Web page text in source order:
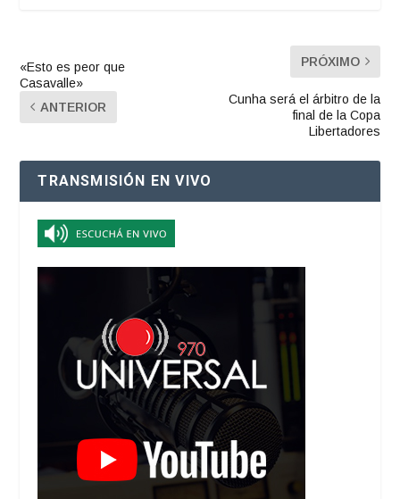
«Esto es peor que
Casavalle»
ANTERIOR
PRÓXIMO
Cunha será el árbitro de la
final de la Copa
Libertadores
TRANSMISIÓN EN VIVO